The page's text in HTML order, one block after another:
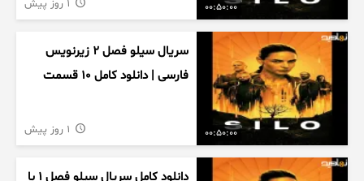
00:50:00
00:50:00
سریال سیلو فصل ۲ زیرنویس
فارسی | دانلود کامل ۱۰ قسمت
دانلود کامل سریال سیلو فصل ۱ با